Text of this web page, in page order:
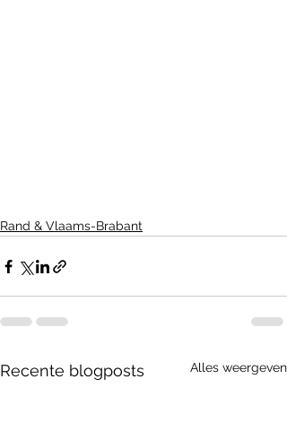
Rand & Vlaams-Brabant
Recente blogposts Alles weergeven